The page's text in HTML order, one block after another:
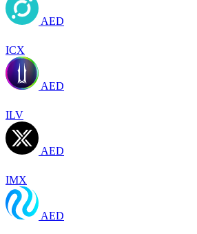
AED
ICX
AED
ILV
AED
IMX
AED